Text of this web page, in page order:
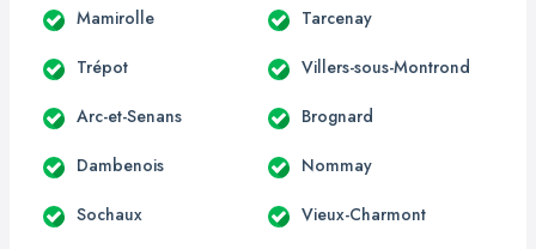
Mamirolle Tarcenay
Trépot Villers-sous-Montrond
Arc-et-Senans Brognard
Dambenois Nommay
Sochaux Vieux-Charmont